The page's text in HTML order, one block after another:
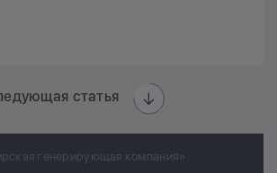
статья
генерирующая компания»